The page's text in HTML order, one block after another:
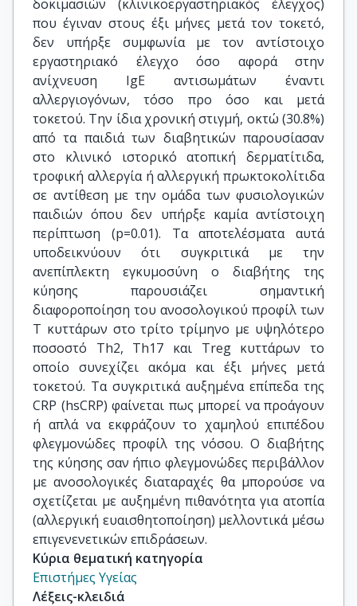
δοκιμασιών (κλινικοεργαστηριακός έλεγχος)
που έγιναν στους έξι μήνες μετά τον τοκετό,
δεν υπήρξε συμφωνία με τον αντίστοιχο
εργαστηριακό έλεγχο όσο αφορά στην
ανίχνευση IgE αντισωμάτων έναντι
αλλεργιογόνων, τόσο προ όσο και μετά
τοκετού. Την ίδια χρονική στιγμή, οκτώ (30.8%)
από τα παιδιά των διαβητικών παρουσίασαν
στο κλινικό ιστορικό ατοπική δερματίτιδα,
τροφική αλλεργία ή αλλεργική πρωκτοκολίτιδα
σε αντίθεση με την ομάδα των φυσιολογικών
παιδιών όπου δεν υπήρξε καμία αντίστοιχη
περίπτωση (p=0.01). Τα αποτελέσματα αυτά
υποδεικνύουν ότι συγκριτικά με την
ανεπίπλεκτη εγκυμοσύνη ο διαβήτης της
κύησης παρουσιάζει σημαντική
διαφοροποίηση του ανοσολογικού προφίλ των
Τ κυττάρων στο τρίτο τρίμηνο με υψηλότερο
ποσοστό Th2, Th17 και Treg κυττάρων το
οποίο συνεχίζει ακόμα και έξι μήνες μετά
τοκετού. Τα συγκριτικά αυξημένα επίπεδα της
CRP (hsCRP) φαίνεται πως μπορεί να προάγουν
ή απλά να εκφράζουν το χαμηλού επιπέδου
φλεγμονώδες προφίλ της νόσου. Ο διαβήτης
της κύησης σαν ήπιο φλεγμονώδες περιβάλλον
με ανοσολογικές διαταραχές θα μπορούσε να
σχετίζεται με αυξημένη πιθανότητα για ατοπία
(αλλεργική ευαισθητοποίηση) μελλοντικά μέσω
επιγενενετικών επιδράσεων.
Κύρια θεματική κατηγορία
Επιστήμες Υγείας
Λέξεις-κλειδιά